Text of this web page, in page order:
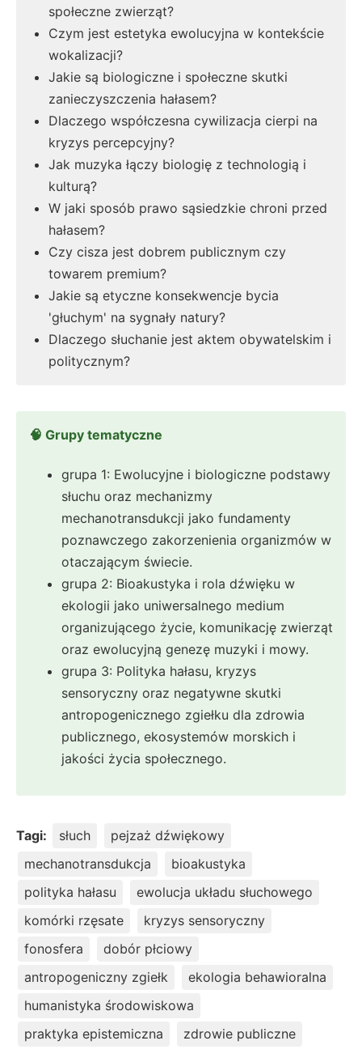
społeczne zwierząt?
Czym jest estetyka ewolucyjna w kontekście
wokalizacji?
Jakie są biologiczne i społeczne skutki
zanieczyszczenia hałasem?
Dlaczego współczesna cywilizacja cierpi na
kryzys percepcyjny?
Jak muzyka łączy biologię z technologią i
kulturą?
W jaki sposób prawo sąsiedzkie chroni przed
hałasem?
Czy cisza jest dobrem publicznym czy
towarem premium?
Jakie są etyczne konsekwencje bycia
'głuchym' na sygnały natury?
Dlaczego słuchanie jest aktem obywatelskim i
politycznym?
🧠 Grupy tematyczne
grupa 1: Ewolucyjne i biologiczne podstawy
słuchu oraz mechanizmy
mechanotransdukcji jako fundamenty
poznawczego zakorzenienia organizmów w
otaczającym świecie.
grupa 2: Bioakustyka i rola dźwięku w
ekologii jako uniwersalnego medium
organizującego życie, komunikację zwierząt
oraz ewolucyjną genezę muzyki i mowy.
grupa 3: Polityka hałasu, kryzys
sensoryczny oraz negatywne skutki
antropogenicznego zgiełku dla zdrowia
publicznego, ekosystemów morskich i
jakości życia społecznego.
Tagi: słuch
pejzaż dźwiękowy
mechanotransdukcja
bioakustyka
polityka hałasu
ewolucja układu słuchowego
komórki rzęsate
kryzys sensoryczny
fonosfera
dobór płciowy
antropogeniczny zgiełk
ekologia behawioralna
humanistyka środowiskowa
praktyka epistemiczna
zdrowie publiczne